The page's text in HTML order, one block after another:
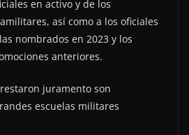
en activo y de los
así como a los oficiales
nombrados en 2023 y los
anteriores.
juramento son
escuelas militares